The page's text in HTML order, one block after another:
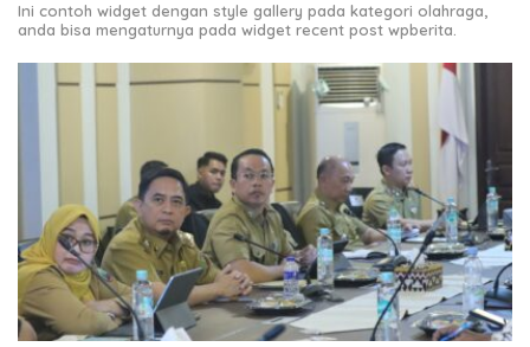
Ini contoh widget dengan style gallery pada kategori olahraga,
anda bisa mengaturnya pada widget recent post wpberita.